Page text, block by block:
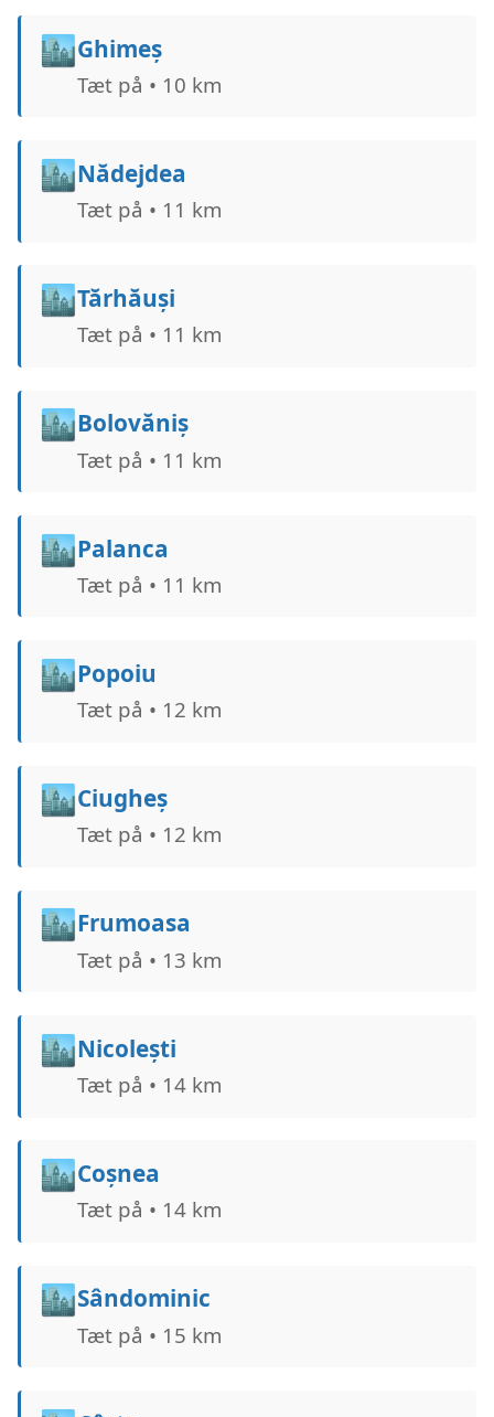
🏙️Ghimeș
Tæt på • 10 km
🏙️Nădejdea
Tæt på • 11 km
🏙️Tărhăuși
Tæt på • 11 km
🏙️Bolovăniș
Tæt på • 11 km
🏙️Palanca
Tæt på • 11 km
🏙️Popoiu
Tæt på • 12 km
🏙️Ciugheș
Tæt på • 12 km
🏙️Frumoasa
Tæt på • 13 km
🏙️Nicolești
Tæt på • 14 km
🏙️Coșnea
Tæt på • 14 km
🏙️Sândominic
Tæt på • 15 km